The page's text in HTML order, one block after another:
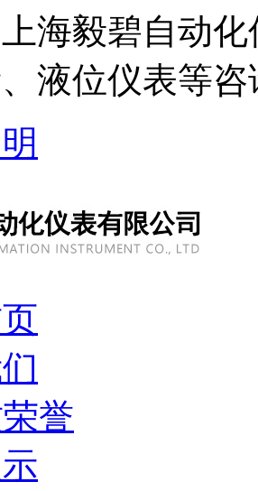
海毅碧自动
液位仪表等咨
誉